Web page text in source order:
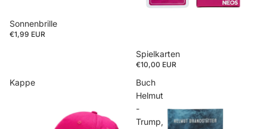
Sonnenbrille
€1,99 EUR
Spielkarten
€10,00 EUR
Kappe
Buch
Helmut
-
Trump,